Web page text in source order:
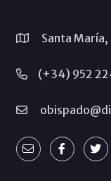
Santa
(+34) 952